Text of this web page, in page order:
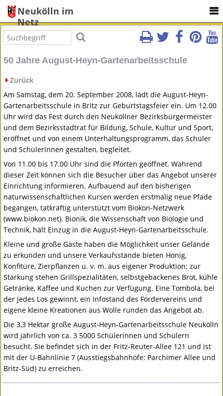
Neukölln im
Netz
50 Jahre August-Heyn-Gartenarbeitsschule
Zurück
Am Samstag, dem 20. September 2008, lädt die August-Heyn-
Gartenarbeitsschule in Britz zur Geburtstagsfeier ein. Um 12.00
Uhr wird das Fest durch den Neuköllner Bezirksbürgermeister
und dem Bezirksstadtrat für Bildung, Schule, Kultur und Sport,
eröffnet und von einem Unterhaltungsprogramm, das Schüler
und Schülerinnen gestalten, begleitet.
Von 11.00 bis 17.00 Uhr sind die Pforten geöffnet. Während
dieser Zeit können sich die Besucher über das Angebot unserer
Einrichtung informieren. Aufbauend auf den bisherigen
naturwissenschaftlichen Kursen werden erstmalig neue Pfade
begangen, tatkräftig unterstützt vom Biokon-Netzwerk
(www.biokon.net). Bionik, die Wissenschaft von Biologie und
Technik, hält Einzug in die August-Heyn-Gartenarbeitsschule.
Kleine und große Gäste haben die Möglichkeit unser Gelände
zu erkunden und unsere Verkaufsstände bieten Honig,
Konfitüre, Zierpflanzen u. v. m. aus eigener Produktion; zur
Stärkung stehen Grillspezialitäten, selbstgebackenes Brot, kühle
Getränke, Kaffee und Kuchen zur Verfügung. Eine Tombola, bei
der jedes Los gewinnt, ein Infostand des Fördervereins und
eigene kleine Kreationen aus Wolle runden das Angebot ab.
Die 3,3 Hektar große August-Heyn-Gartenarbeitsschule Neukölln
wird jährlich von ca. 3 5000 Schülerinnen und Schülern
besucht. Sie befindet sich in der Fritz-Reuter-Allee 121 und ist
mit der U-Bahnlinie 7 (Ausstiegsbahnhöfe: Parchimer Allee und
Britz-Süd) zu erreichen.